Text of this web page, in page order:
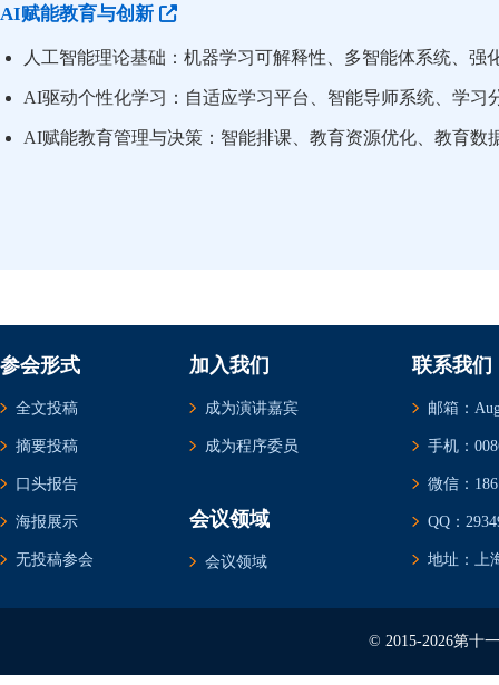
AI赋能教育与创新
人工智能理论基础：机器学习可解释性、多智能体系统、强
AI驱动个性化学习：自适应学习平台、智能导师系统、学习
AI赋能教育管理与决策：智能排课、教育资源优化、教育数
参会形式
全文投稿
摘要投稿
口头报告
海报展示
无投稿参会
加入我们
成为演讲嘉宾
成为程序委员
会议领域
会议领域
联系我们
邮箱：
手机：
微信：
QQ：
地址：上
© 2015-2026第十